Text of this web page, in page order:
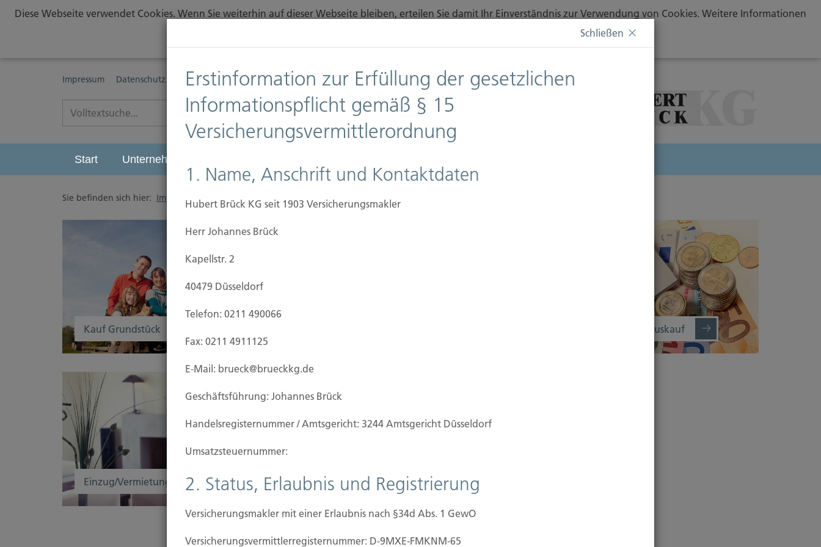
Diese Webseite verwendet Cookies. Wenn Sie weiterhin auf dieser Webseite bleiben, erteilen Sie damit Ihr Einverständnis zur Verwendung von Cookies. Weitere Informationen
Diese Nachricht nicht erneut anzeigen
Impressum Datenschutz Erstinformationspflichten Downloads Anfahrt
Start Unternehmen
Sie befinden sich hier: Immobilien Versicherung
Kauf Grundstück Baufertigstellung/Hauskauf
Einzug/Vermietung Schaden
Schließen
Erstinformation zur Erfüllung der gesetzlichen
Informationspflicht gemäß § 15
Versicherungsvermittlerordnung
1. Name, Anschrift und Kontaktdaten
Hubert Brück KG seit 1903 Versicherungsmakler
Herr Johannes Brück
Kapellstr. 2
40479 Düsseldorf
Telefon: 0211 490066
Fax: 0211 4911125
E-Mail: brueck@brueckkg.de
Geschäftsführung: Johannes Brück
Handels­registernummer / Amtsgericht: 3244 Amtsgericht Düsseldorf
Umsatzsteuer­nummer:
2. Status, Erlaubnis und Registrierung
Versicherungsmakler mit einer Erlaubnis nach §34d Abs. 1 GewO
Versicherungs­vermittler­registernummer: D-9MXE-FMKNM-65